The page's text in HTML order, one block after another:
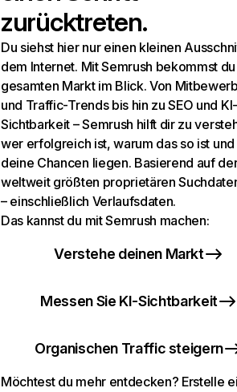
zurücktreten.
Du siehst hier nur einen kleinen
dem Internet. Mit Semrush bekommst
gesamten Markt im Blick. Von
und Traffic-Trends bis hin zu SEO und KI-
Sichtbarkeit – Semrush hilft dir zu
wer erfolgreich ist, warum das so ist
deine Chancen liegen. Basierend auf
weltweit größten proprietären
– einschließlich Verlaufsdaten.
Das kannst du mit Semrush machen:
Verstehe deinen Markt
Messen Sie KI-Sichtbarkeit
Organischen Traffic steigern
Möchtest du mehr entdecken? Erstelle